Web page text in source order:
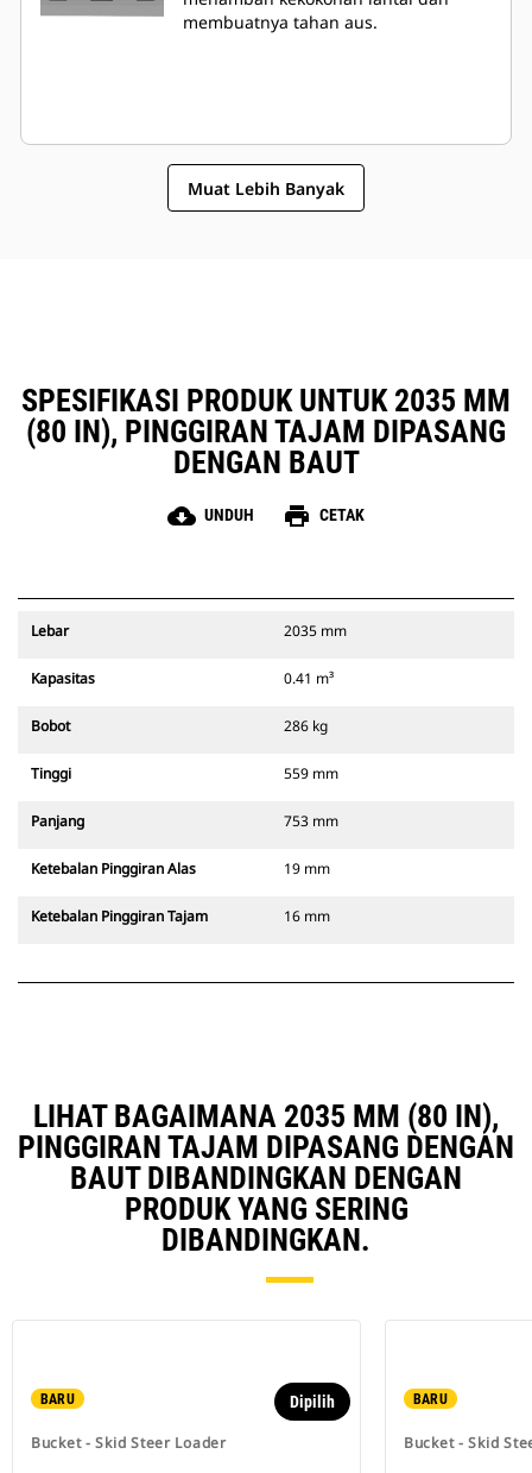
membuatnya tahan aus.
Muat Lebih Banyak
SPESIFIKASI PRODUK UNTUK 2035 MM
(80 IN), PINGGIRAN TAJAM DIPASANG
DENGAN BAUT
cloud_download UNDUH print CETAK
Lebar 2035 mm
Kapasitas 0.41 m³
Bobot 286 kg
Tinggi 559 mm
Panjang 753 mm
Ketebalan Pinggiran Alas 19 mm
Ketebalan Pinggiran Tajam 16 mm
LIHAT BAGAIMANA 2035 MM (80 IN),
PINGGIRAN TAJAM DIPASANG DENGAN
BAUT DIBANDINGKAN DENGAN
PRODUK YANG SERING
DIBANDINGKAN.
BARU
Bucket - Skid Steer Loader
Dipilih BARU
Bucket - Skid